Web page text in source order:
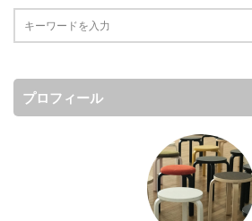
プロフィール